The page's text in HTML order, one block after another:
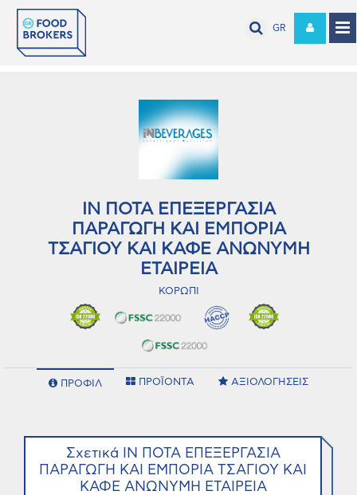
GR
ΙΝ ΠΟΤΑ ΕΠΕΞΕΡΓΑΣΙΑ
ΠΑΡΑΓΩΓΗ ΚΑΙ ΕΜΠΟΡΙΑ
ΤΣΑΓΙΟΥ ΚΑΙ ΚΑΦΕ ΑΝΩΝΥΜΗ
ΕΤΑΙΡΕΙΑ
ΚΟΡΩΠΙ
ΠΡΟΦΙΛ ΠΡΟΪΟΝΤΑ ΑΞΙΟΛΟΓΗΣΕΙΣ
Σχετικά ΙΝ ΠΟΤΑ ΕΠΕΞΕΡΓΑΣΙΑ
ΠΑΡΑΓΩΓΗ ΚΑΙ ΕΜΠΟΡΙΑ ΤΣΑΓΙΟΥ ΚΑΙ
ΚΑΦΕ ΑΝΩΝΥΜΗ ΕΤΑΙΡΕΙΑ